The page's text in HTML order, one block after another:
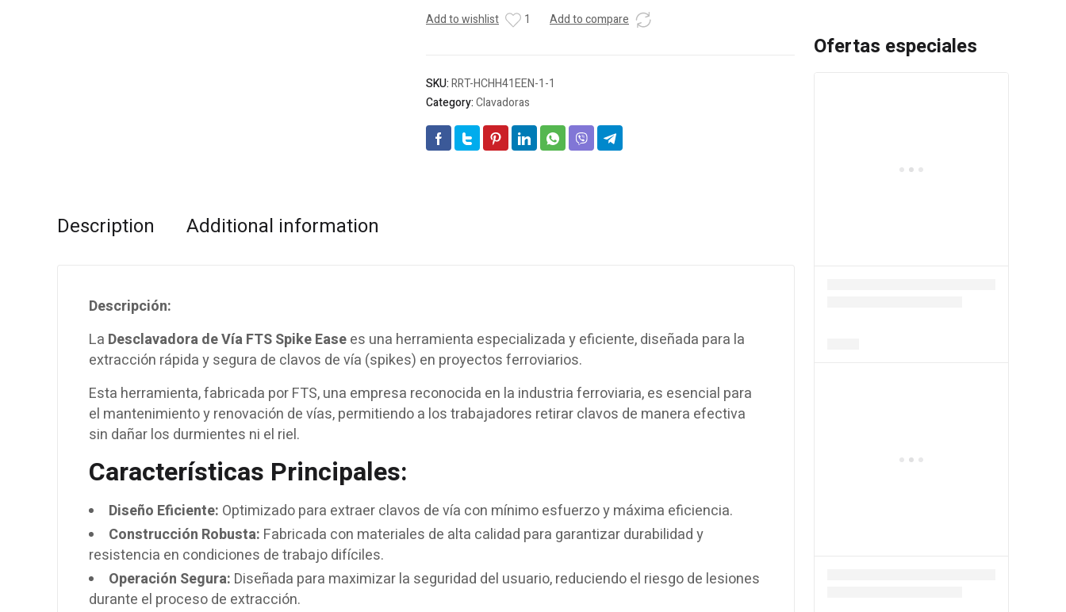
Spike
Herramienta
quantity
Add to wishlist 1 Add to compare
SKU:RRT-HCHH41EEN-1-1
Category:Clavadoras
Description Additional information
Descripción:
La Desclavadora de Vía FTS Spike Easees una herramienta especializada y eficiente, diseñada para la
extracción rápida y segura de clavos de vía (spikes) en proyectos ferroviarios.
Esta herramienta, fabricada por FTS, una empresa reconocida en la industria ferroviaria, es esencial para
el mantenimiento y renovación de vías, permitiendo a los trabajadores retirar clavos de manera efectiva
sin dañar los durmientes ni el riel.
Características Principales:
Diseño Eficiente: Optimizado para extraer clavos de vía con mínimo esfuerzo y máxima eficiencia.
Construcción Robusta: Fabricada con materiales de alta calidad para garantizar durabilidad y
resistencia en condiciones de trabajo difíciles.
Operación Segura: Diseñada para maximizar la seguridad del usuario, reduciendo el riesgo de lesiones
durante el proceso de extracción.
Ofertas especiales